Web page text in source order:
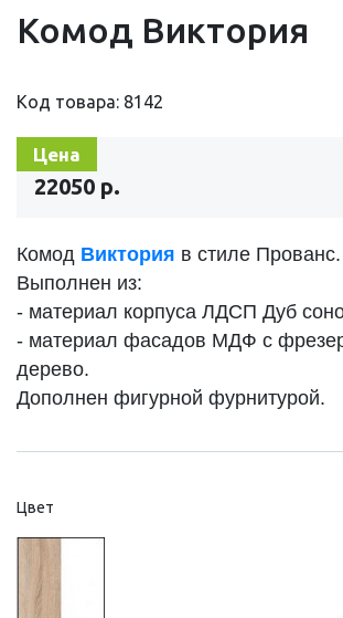
Комод Виктория
Код товара: 8142
Цена
22050 р.
Комод Виктория в стиле Прованс.
Выполнен из:
- материал корпуса ЛДСП Дуб
- материал фасадов МДФ с
дерево.
Дополнен фигурной фурнитурой.
Цвет